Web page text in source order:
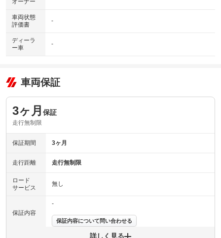
オーナー
車両状態
評価書
-
ディーラ
ー車
-
車両保証
3ヶ月 保証
走行無制限
保証期間 3ヶ月
走行距離 走行無制限
ロード
サービス
無し
保証内容
-
保証内容について問い合わせる
詳しく見る